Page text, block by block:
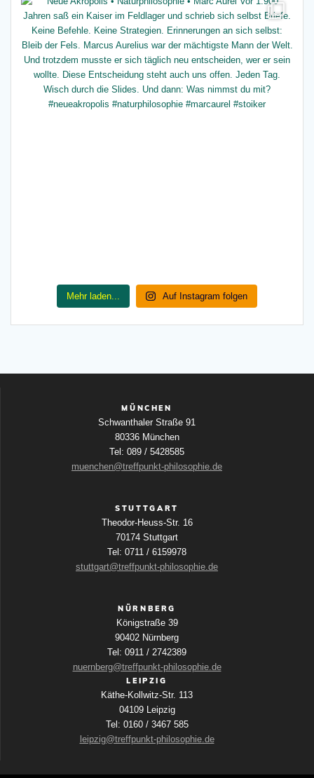
Mehr laden... Auf Instagram folgen
MÜNCHEN
Schwanthaler Straße 91
80336 München
Tel: 089 / 5428585
muenchen@treffpunkt-philosophie.de
STUTTGART
Theodor-Heuss-Str. 16
70174 Stuttgart
Tel: 0711 / 6159978
stuttgart@treffpunkt-philosophie.de
NÜRNBERG
Königstraße 39
90402 Nürnberg
Tel: 0911 / 2742389
nuernberg@treffpunkt-philosophie.de
LEIPZIG
Käthe-Kollwitz-Str. 113
04109 Leipzig
Tel: 0160 / 3467 585
leipzig@treffpunkt-philosophie.de